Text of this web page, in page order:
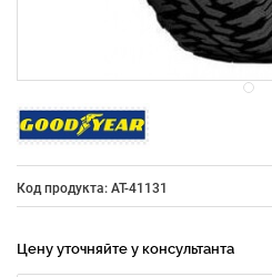
Код продукта: AT-41131
Цену уточняйте у консультанта